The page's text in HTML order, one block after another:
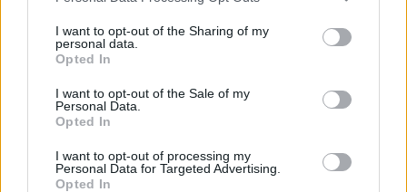
disclose it to other third parties.
Please note that this website/app uses one or more Google
services and may gather and store information including but
not limited to your visit or usage behaviour. You may click to
grant or deny consent to Google and its third-party tags to
consent section.
I want to opt-out of the Sharing of my
personal data.
Opted In
I want to opt-out of the Sale of my
Personal Data.
Opted In
I want to opt-out of processing my
Personal Data for Targeted Advertising.
Opted In
Francia
InvestirMag
Germania